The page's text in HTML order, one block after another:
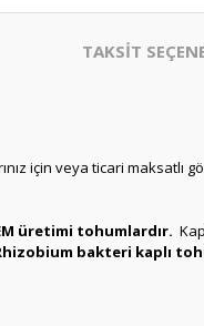
TAKSİT
için veya ticari maksatlı
üretimi tohumlardır.
bakteri kaplı